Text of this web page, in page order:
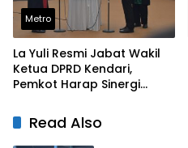
Metro
La Yuli Resmi Jabat Wakil
Ketua DPRD Kendari,
Pemkot Harap Sinergi
SolidRead Also